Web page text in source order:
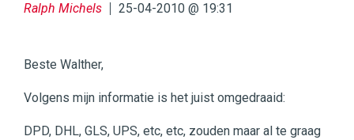
Ralph Michels 25-04-2010 @ 19:31
Beste Walther,
Volgens mijn informatie is het juist omgedraaid:
DPD, DHL, GLS, UPS, etc, etc, zouden maar al te graag